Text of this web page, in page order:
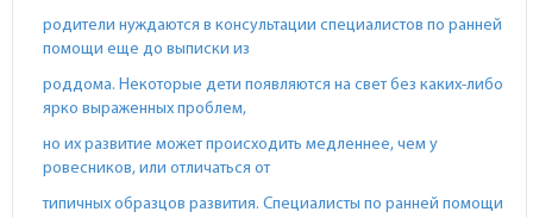
родители нуждаются в консультации специалистов по ранней
помощи еще до выписки из
роддома. Некоторые дети появляются на свет без каких-либо
ярко выраженных проблем,
но их развитие может происходить медленнее, чем у
ровесников, или отличаться от
типичных образцов развития. Специалисты по ранней помощи